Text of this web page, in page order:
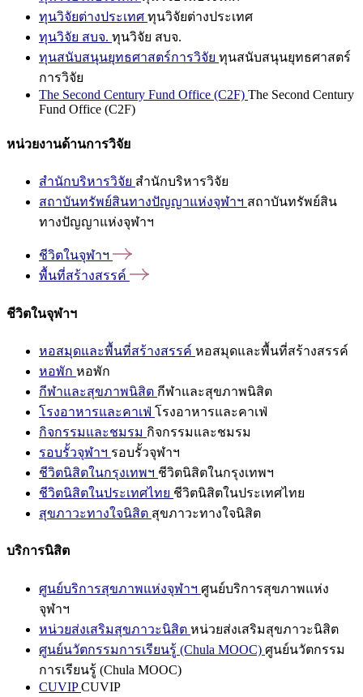
ทุนวิจัยต่างประเทศ ทุนวิจัยต่างประเทศ
ทุนวิจัย สบจ. ทุนวิจัย สบจ.
ทุนสนับสนุนยุทธศาสตร์การวิจัย ทุนสนับสนุนยุทธศาสตร์
การวิจัย
The Second Century Fund Office (C2F) The Second Century
Fund Office (C2F)
หน่วยงานด้านการวิจัย
สำนักบริหารวิจัย สำนักบริหารวิจัย
สถาบันทรัพย์สินทางปัญญาแห่งจุฬาฯ สถาบันทรัพย์สิน
ทางปัญญาแห่งจุฬาฯ
ชีวิตในจุฬาฯ
พื้นที่สร้างสรรค์
ชีวิตในจุฬาฯ
หอสมุดและพื้นที่สร้างสรรค์ หอสมุดและพื้นที่สร้างสรรค์
หอพัก หอพัก
กีฬาและสุขภาพนิสิต กีฬาและสุขภาพนิสิต
โรงอาหารและคาเฟ่ โรงอาหารและคาเฟ่
กิจกรรมและชมรม กิจกรรมและชมรม
รอบรั้วจุฬาฯ รอบรั้วจุฬาฯ
ชีวิตนิสิตในกรุงเทพฯ ชีวิตนิสิตในกรุงเทพฯ
ชีวิตนิสิตในประเทศไทย ชีวิตนิสิตในประเทศไทย
สุขภาวะทางใจนิสิต สุขภาวะทางใจนิสิต
บริการนิสิต
ศูนย์บริการสุขภาพแห่งจุฬาฯ ศูนย์บริการสุขภาพแห่ง
จุฬาฯ
หน่วยส่งเสริมสุขภาวะนิสิต หน่วยส่งเสริมสุขภาวะนิสิต
ศูนย์นวัตกรรมการเรียนรู้ (Chula MOOC) ศูนย์นวัตกรรม
การเรียนรู้ (Chula MOOC)
CUVIPCUVIP